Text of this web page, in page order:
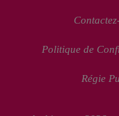
Politique de
Régie